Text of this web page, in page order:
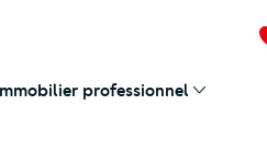
professionnel